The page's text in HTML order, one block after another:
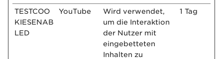
TESTCOO
KIESENAB
LED
YouTube
Wird verwendet,
um die Interaktion
der Nutzer mit
eingebetteten
Inhalten zu
1 Tag